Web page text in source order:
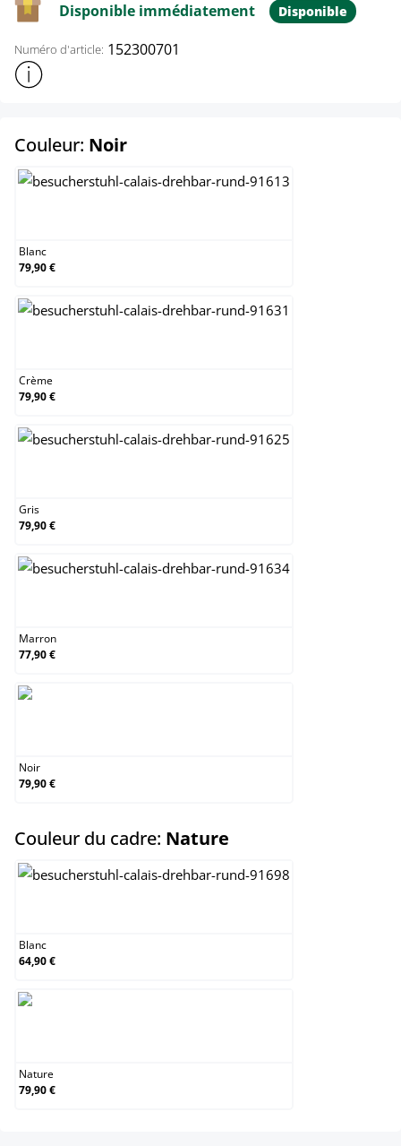
Disponible immédiatement Disponible
Numéro d'article: 152300701
Afficher plus d'informations sur le produit
Couleur: Noirselect
Blanc
79,90 €
Crème
79,90 €
Gris
79,90 €
Marron
77,90 €
Noir
79,90 €
Couleur du cadre: Nature
Blanc
64,90 €
Nature
79,90 €